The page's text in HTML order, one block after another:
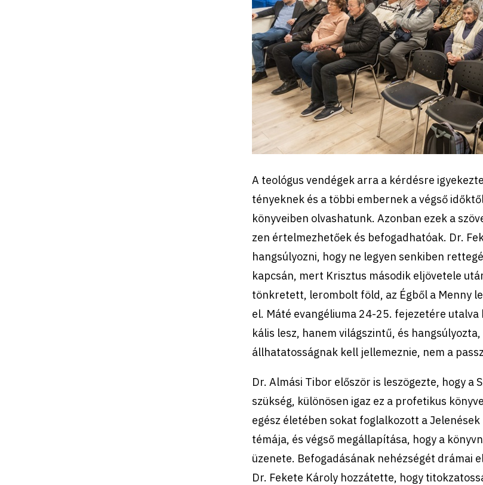
A teológus vendégek arra a kérdésre
tényeknek és a többi embernek a végső
könyveiben olvashatunk. Azonban ezek a
zen értelmezhetőek és befogadhatóak. Dr.
hangsúlyozni, hogy ne legyen senkiben
kapcsán, mert Krisztus második eljövetele
tönkretett, lerombolt föld, az Égből a Menny
el. Máté evangéliuma 24-25. fejezetére
kális lesz, hanem világszintű, és
állhatatosságnak kell jellemeznie, nem a
Dr. Almási Tibor először is leszögezte, hogy a
szükség, különösen igaz ez a profetikus
egész életében sokat foglalkozott a
témája, és végső megállapítása, hogy a
üzenete. Befogadásának nehézségét drámai
Dr. Fekete Károly hozzátette, hogy